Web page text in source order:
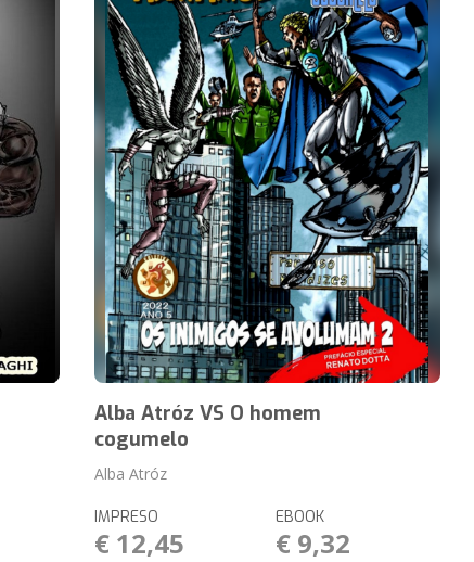
Alba Atróz VS O homem
cogumelo
Alba Atróz
IMPRESO
€ 12,45
EBOOK
€ 9,32